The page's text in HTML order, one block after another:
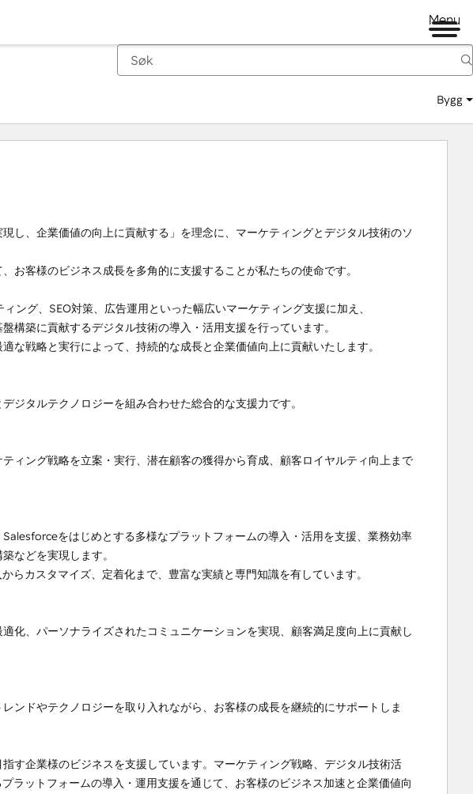
Menu
Bygg
し、企業価値の向上に貢献する」を理念に、マーケティングとデジタル技術のソ
お客様のビジネス成長を多角的に支援することが私たちの使命です。
ング、SEO対策、広告運用といった幅広いマーケティング支援に加え、
構築に貢献するデジタル技術の導入・活用支援を行っています。
な戦略と実行によって、持続的な成長と企業価値向上に貢献いたします。
ジタルテクノロジーを組み合わせた総合的な支援力です。
ィング戦略を立案・実行、潜在顧客の獲得から育成、顧客ロイヤルティ向上まで
をはじめとする多様なプラットフォームの導入・活用を支援、業務効率
などを実現します。
らカスタマイズ、定着化まで、豊富な実績と専門知識を有しています。
化、パーソナライズされたコミュニケーションを実現、顧客満足度向上に貢献し
ンドやテクノロジーを取り入れながら、お客様の成長を継続的にサポートしま
す企業様のビジネスを支援しています。マーケティング戦略、デジタル技術活
ラットフォームの導入・運用支援を通じて、お客様のビジネス加速と企業価値向